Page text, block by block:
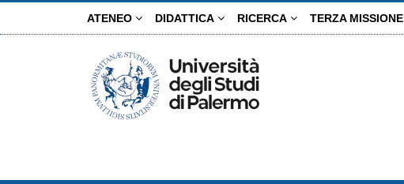
ATENEO DIDATTICA RICERCA TERZA MISSIONE